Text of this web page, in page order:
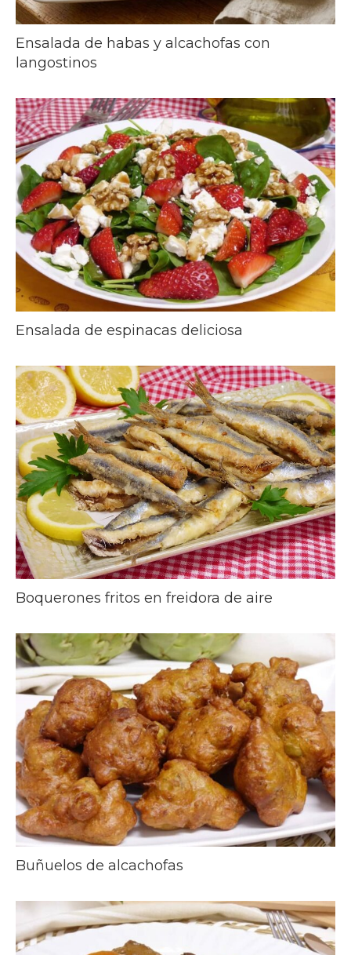
Ensalada de habas y alcachofas con
langostinos
Ensalada de espinacas deliciosa
Boquerones fritos en freidora de aire
Buñuelos de alcachofas